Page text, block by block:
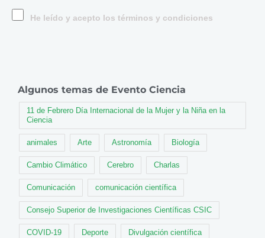
He leído y acepto los términos y condiciones
Algunos temas de Evento Ciencia
11 de Febrero Día Internacional de la Mujer y la Niña en la
Ciencia
animales Arte Astronomía Biología
Cambio Climático Cerebro Charlas
Comunicación comunicación científica
Consejo Superior de Investigaciones Científicas CSIC
COVID-19 Deporte Divulgación científica